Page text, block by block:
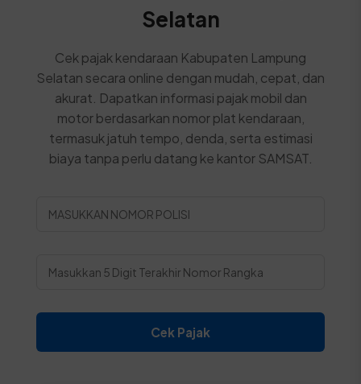
Selatan
Cek pajak kendaraan Kabupaten Lampung
Selatan secara online dengan mudah, cepat, dan
akurat. Dapatkan informasi pajak mobil dan
motor berdasarkan nomor plat kendaraan,
termasuk jatuh tempo, denda, serta estimasi
biaya tanpa perlu datang ke kantor SAMSAT.
Cek Pajak